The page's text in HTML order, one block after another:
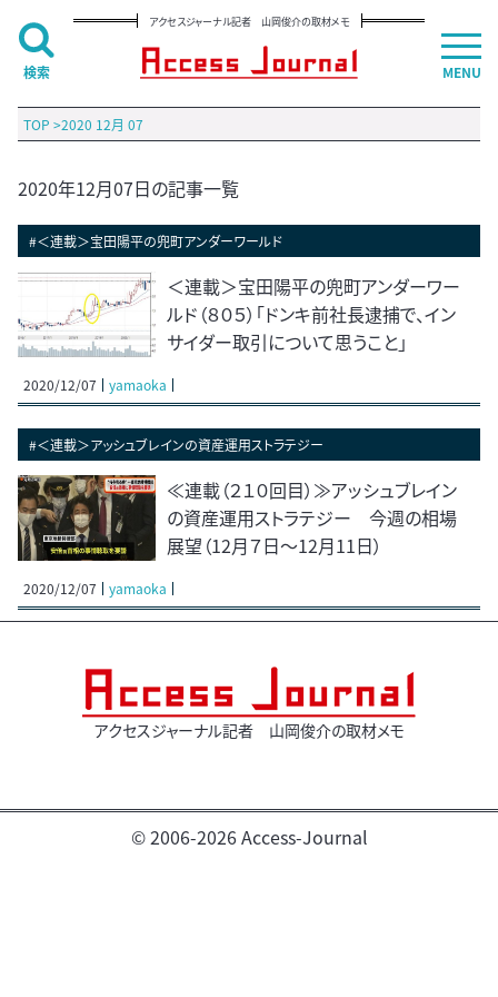
アクセスジャーナル記者 山岡俊介の取材メモ
TOP >2020 12月 07
2020年12月07日の記事一覧
#＜連載＞宝田陽平の兜町アンダーワールド
＜連載＞宝田陽平の兜町アンダーワー
ルド（８０５）「ドンキ前社長逮捕で、イン
サイダー取引について思うこと」
2020/12/07 yamaoka
#＜連載＞アッシュブレインの資産運用ストラテジー
≪連載（２１０回目）≫アッシュブレイン
の資産運用ストラテジー 今週の相場
展望（12月７日～12月11日）
2020/12/07 yamaoka
アクセスジャーナル記者 山岡俊介の取材メモ
© 2006-2026 Access-Journal
MENU
検索